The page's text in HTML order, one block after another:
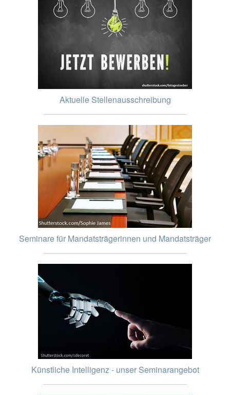
Aktuelle Stellenausschreibung
Seminare für Mandatsträgerinnen und Mandatsträger
Künstliche Intelligenz - unser Seminarangebot